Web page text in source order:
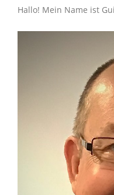
Hallo! Mein Name ist